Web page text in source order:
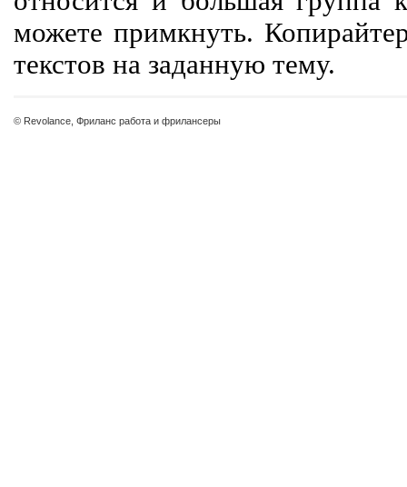
можете примкнуть.
текстов на заданную тему.
© Revolance, Фриланс работа и фрилансеры